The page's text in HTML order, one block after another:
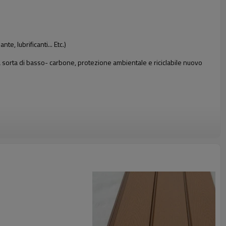
lubrificanti... Etc.)
di basso- carbone, protezione ambientale e riciclabile nuovo